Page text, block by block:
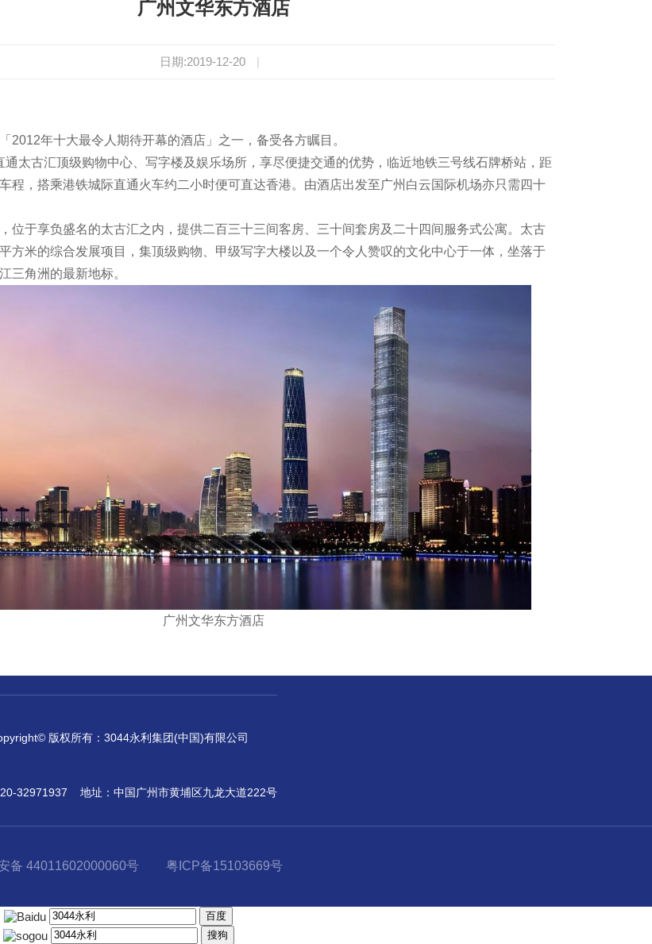
广州文华东方酒店
日期:2019-12-20 |
2012年十大最令人期待开幕的酒店」之一，备受各方瞩目。
太古汇顶级购物中心、写字楼及娱乐场所，享尽便捷交通的优势，临近地铁三号线石牌桥站，距
程，搭乘港铁城际直通火车约二小时便可直达香港。由酒店出发至广州白云国际机场亦只需四十
位于享负盛名的太古汇之内，提供二百三十三间客房、三十间套房及二十四间服务式公寓。太古
方米的综合发展项目，集顶级购物、甲级写字大楼以及一个令人赞叹的文化中心于一体，坐落于
三角洲的最新地标。
广州文华东方酒店
版权所有：3044永利集团(中国)有限公司
32971937 地址：中国广州市黄埔区九龙大道222号
备 44011602000060号 粤ICP备15103669号